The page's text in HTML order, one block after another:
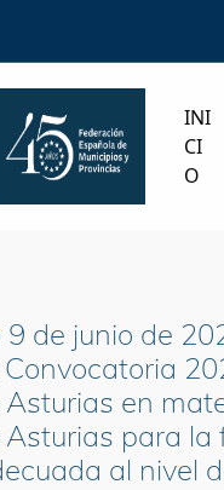
INI
CI
O
9 de junio de
en
para
al nivel